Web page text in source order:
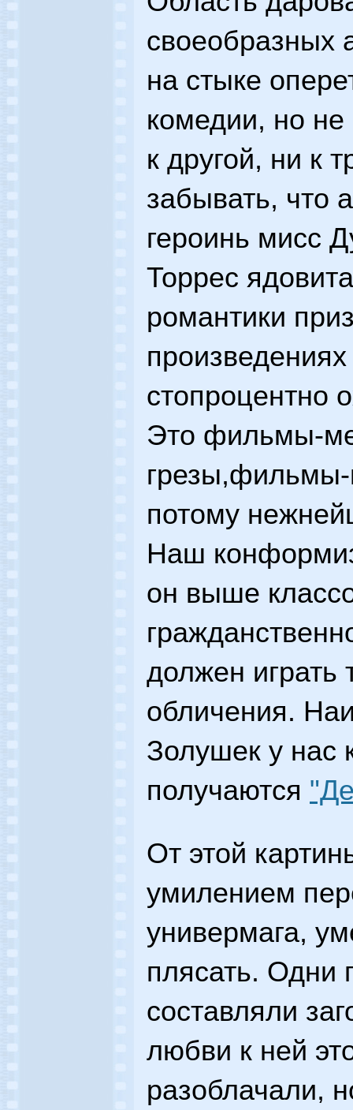
своеобразных
на стыке
комедии, но
к другой, ни к
забывать, что
героинь мисс
Торрес
романтики
стопроцентно
Это фильмы-
потому
Наш
он выше
должен играть
обличения.
Золушек у нас
получаются
От этой
умилением
универмага,
плясать. Одни
составляли
любви к ней
разоблачали,